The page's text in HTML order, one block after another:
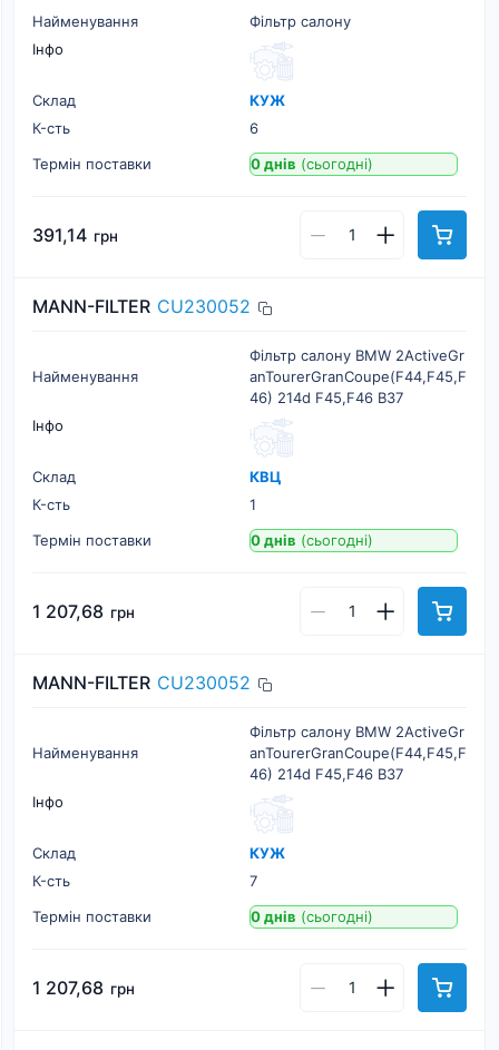
Найменування
Фільтр салону
Інфо
Склад
КУЖ
К-cть
6
Термін поставки
0 днів (сьогодні)
391,14 грн
MANN-FILTER CU230052
Найменування
Фільтр салону BMW 2ActiveGr
anTourerGranCoupe(F44,F45,F
46) 214d F45,F46 B37
Інфо
Склад
КВЦ
К-cть
1
Термін поставки
0 днів (сьогодні)
1 207,68 грн
MANN-FILTER CU230052
Найменування
Фільтр салону BMW 2ActiveGr
anTourerGranCoupe(F44,F45,F
46) 214d F45,F46 B37
Інфо
Склад
КУЖ
К-cть
7
Термін поставки
0 днів (сьогодні)
1 207,68 грн